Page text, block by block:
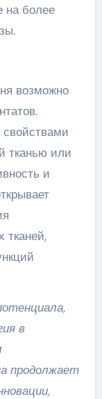
на более
возможно
тканью или
и
тканей,
в
продолжает